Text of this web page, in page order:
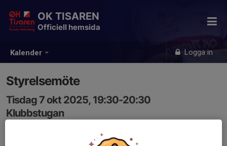
Kalender Logga in
OK TISAREN
Officiell hemsida
Styrelsemöte
Tisdag 7 okt 2025, 19:30-20:30
Klubbstugan
Samling: 19:30, Klubbstugan